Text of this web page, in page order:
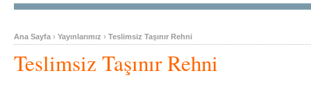
Ana Sayfa › Yayınlarımız › Teslimsiz Taşınır Rehni
Teslimsiz Taşınır Rehni